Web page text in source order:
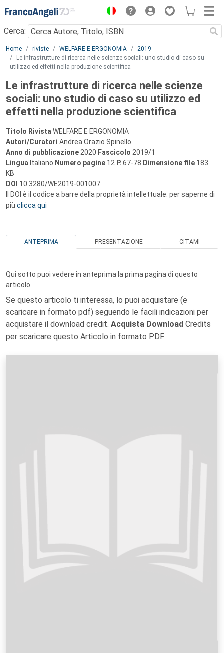
Menu
Cerca:
Main content
Home riviste WELFARE E ERGONOMIA
2019
Le infrastrutture di ricerca nelle scienze sociali: uno studio di caso su
utilizzo ed effetti nella produzione scientifica
Le infrastrutture di ricerca nelle scienze
sociali: uno studio di caso su utilizzo ed
effetti nella produzione scientifica
Titolo Rivista WELFARE E ERGONOMIA
Autori/Curatori Andrea Orazio Spinello
Anno di pubblicazione 2020 Fascicolo 2019/1
Lingua Italiano Numero pagine 12 P. 67-78 Dimensione file 183
KB
DOI 10.3280/WE2019-001007
Il DOI è il codice a barre della proprietà intellettuale: per saperne di
più clicca qui
ANTEPRIMA PRESENTAZIONE CITAMI
Qui sotto puoi vedere in anteprima la prima pagina di questo
articolo.
Se questo articolo ti interessa, lo puoi acquistare (e
scaricare in formato pdf) seguendo le facili indicazioni per
acquistare il download credit. Acquista Download Credits
per scaricare questo Articolo in formato PDF